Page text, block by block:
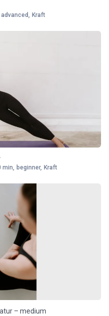
advanced, Kraft
min, beginner, Kraft
– medium